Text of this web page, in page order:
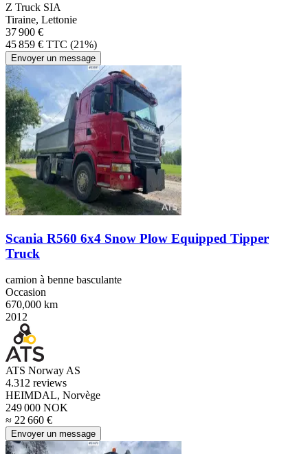
Z Truck SIA
Tiraine, Lettonie
37 900 €
45 859 € TTC (21%)
Envoyer un message
Scania R560 6x4 Snow Plow Equipped Tipper
Truck
camion à benne basculante
Occasion
670,000 km
2012
ATS Norway AS
4.312 reviews
HEIMDAL, Norvège
249 000 NOK
≈ 22 660 €
Envoyer un message